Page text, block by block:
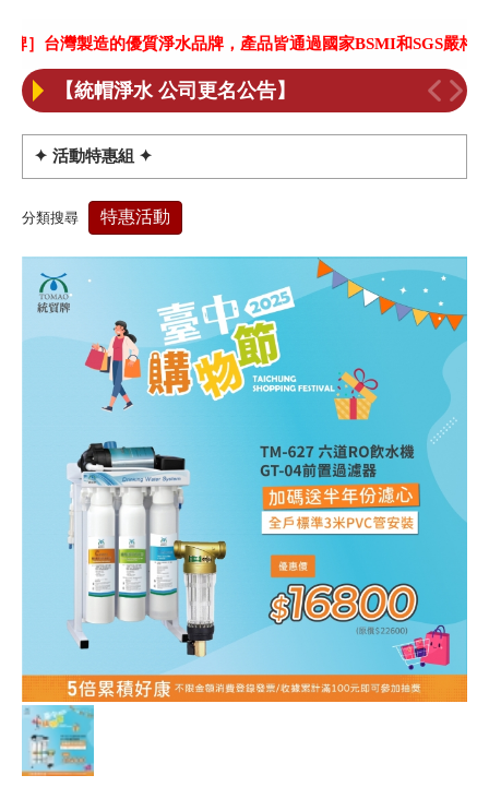
製造的優質淨水品牌，產品皆通過國家BSMI和SGS嚴格認證！－
✦ 活動特惠組 ✦
分類搜尋 特惠活動